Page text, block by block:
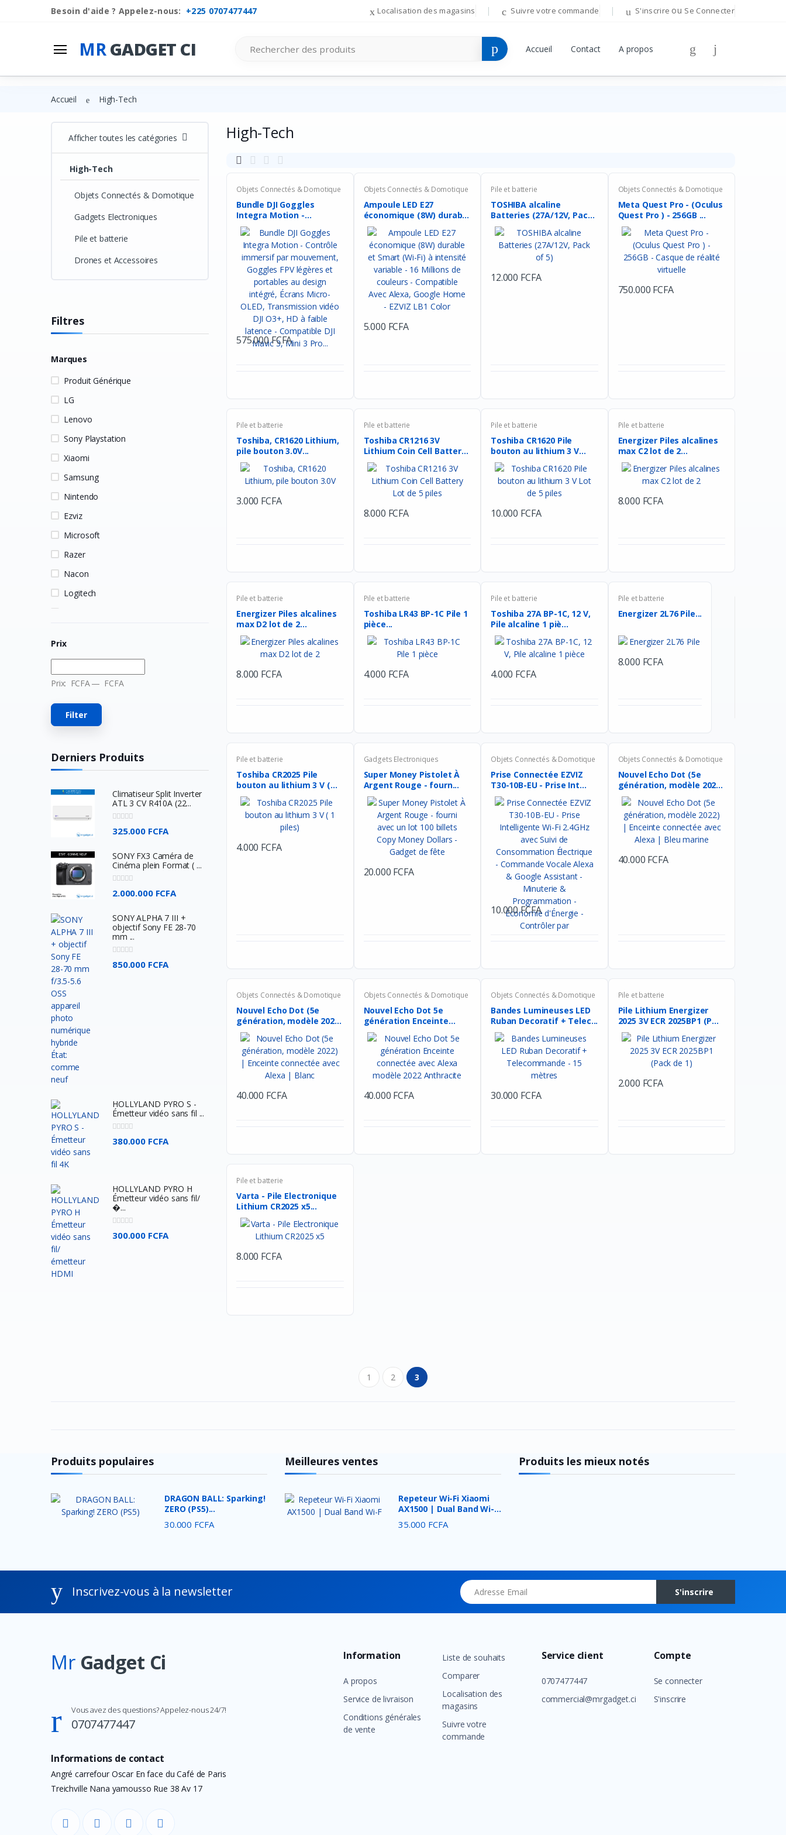
Besoin d'aide ? Appelez-nous: +225 0707477447 Localisation des magasins Suivre votre commande S'inscrire ou Se Connecter
MRGADGET CI
Gadget Ci
Les Categories
Liste de souhaits
Accueil Contact A propos
Accueil High-Tech
Afficher toutes les catégories
High-Tech
Objets Connectés & Domotique
Gadgets Electroniques
Pile et batterie
Drones et Accessoires
Filtres
Marques
Produit Générique
LG
Lenovo
Sony Playstation
Xiaomi
Samsung
Nintendo
Ezviz
Microsoft
Razer
Nacon
Logitech
LDNIO
Turtle Beach
Veger
Western Digital
Acer
SkullCandy
BOSE
SONY
Beats ELectronics
Oculus
TP-Link
Philips
HyperX
Seagate
Toshiba
Byintek
Wacom
Dell
Harman kardon
Nvidia
Baofeng
Jcpal
Havit
ANSMANN
VARTA
Epson
Transcend
PTZVISION
AMD
Marshall
BenQ
Vertux
Le IDEA
DJI
Prix
Prix: FCFA— FCFA
Filter
Derniers Produits
Climatiseur Split Inverter
ATL 3 CV R410A (22...
325.000 FCFA
SONY FX3 Caméra de
Cinéma plein Format ( ...
2.000.000 FCFA
SONY ALPHA 7 III +
objectif Sony FE 28-70
mm ...
850.000 FCFA
HOLLYLAND PYRO S -
Émetteur vidéo sans fil ...
380.000 FCFA
HOLLYLAND PYRO H
Émetteur vidéo sans fil/
�...
300.000 FCFA
High-Tech
Objets Connectés & Domotique
Bundle DJI Goggles
Integra Motion -
Contrôle...
575.000 FCFA
Objets Connectés & Domotique
Ampoule LED E27
économique (8W) durable
et ...
5.000 FCFA
Pile et batterie
TOSHIBA alcaline
Batteries (27A/12V, Pack
of ...
12.000 FCFA
Objets Connectés & Domotique
Meta Quest Pro - (Oculus
Quest Pro ) - 256GB ...
750.000 FCFA
Pile et batterie
Toshiba, CR1620 Lithium,
pile bouton 3.0V...
3.000 FCFA
Pile et batterie
Toshiba CR1216 3V
Lithium Coin Cell Battery
L...
8.000 FCFA
Pile et batterie
Toshiba CR1620 Pile
bouton au lithium 3 V
Lot...
10.000 FCFA
Pile et batterie
Energizer Piles alcalines
max C2 lot de 2...
8.000 FCFA
Pile et batterie
Energizer Piles alcalines
max D2 lot de 2...
8.000 FCFA
Pile et batterie
Toshiba LR43 BP-1C Pile 1
pièce...
4.000 FCFA
Pile et batterie
Toshiba 27A BP-1C, 12 V,
Pile alcaline 1 piè...
4.000 FCFA
Pile et batterie
Energizer 2L76 Pile...
8.000 FCFA
Pile et batterie
Toshiba CR2025 Pile
bouton au lithium 3 V (
1...
4.000 FCFA
Gadgets Electroniques
Super Money Pistolet À
Argent Rouge - fourn...
20.000 FCFA
Objets Connectés & Domotique
Prise Connectée EZVIZ
T30-10B-EU - Prise Int...
10.000 FCFA
Objets Connectés & Domotique
Nouvel Echo Dot (5e
génération, modèle 202...
40.000 FCFA
Objets Connectés & Domotique
Nouvel Echo Dot (5e
génération, modèle 202...
40.000 FCFA
Objets Connectés & Domotique
Nouvel Echo Dot 5e
génération Enceinte
conn...
40.000 FCFA
Objets Connectés & Domotique
Bandes Lumineuses LED
Ruban Decoratif + Telec...
30.000 FCFA
Pile et batterie
Pile Lithium Energizer
2025 3V ECR 2025BP1 (P...
2.000 FCFA
Pile et batterie
Varta - Pile Electronique
Lithium CR2025 x5...
8.000 FCFA
1 2 3
Produits populaires
DRAGON BALL: Sparking!
ZERO (PS5)...
30.000 FCFA
Meilleures ventes
Repeteur Wi-Fi Xiaomi
AX1500 | Dual Band Wi-
35.000 FCFA
Produits les mieux notés
Inscrivez-vous à la newsletter Adresse Email
S'inscrire
Mr Gadget Ci
Vous avez des questions? Appelez-nous 24/7!
0707477447
Informations de contact
Angré carrefour Oscar En face du Café de Paris
Treichville Nana yamousso Rue 38 Av 17
Information
A propos
Service de livraison
Conditions générales
de vente
Liste de souhaits
Comparer
Localisation des
magasins
Suivre votre
commande
Service client
0707477447
commercial@mrgadget.ci
Compte
Se connecter
S'inscrire
Bonjour!
Se Connecter
Vous n'avez pas de compte ?
OU
Facebook